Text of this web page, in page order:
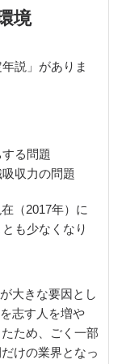
境
説」がありま
る問題
収力の問題
（2017年）に
も少なくなり
大きな要因とし
志す人を増や
ため、ごく一部
けの業界となっ